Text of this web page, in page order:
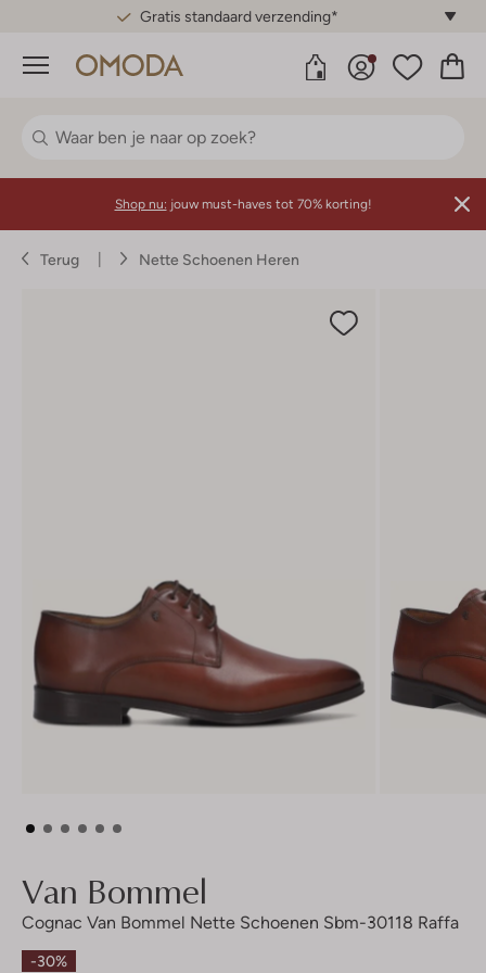
Gratis standaard verzending*
Menu
Shop nu: jouw must-haves tot 70% korting!
Terug Nette Schoenen Heren
Van Bommel
Cognac Van Bommel Nette Schoenen Sbm-30118 Raffa
-30%